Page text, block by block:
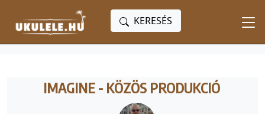
KERESÉS
IMAGINE - KÖZÖS PRODUKCIÓ